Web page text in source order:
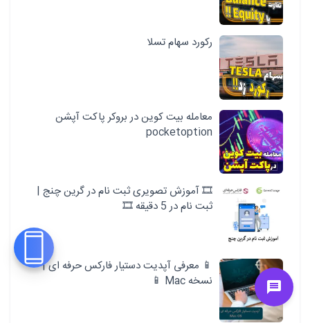
رکورد سهام تسلا
معامله بیت کوین در بروکر پاکت آپشن
pocketoption
🎞️ آموزش تصویری ثبت نام در گرین چنج |
ثبت نام در 5 دقیقه 🎞️
📱 معرفی آپدیت دستیار فارکس حرفه ای |
نسخه Mac 📱